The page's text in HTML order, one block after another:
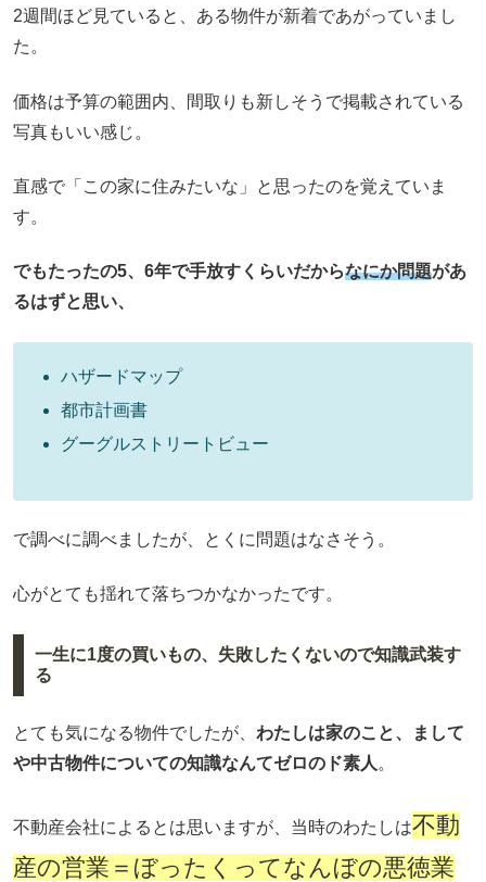
2週間ほど見ていると、ある物件が新着であがっていまし
た。
価格は予算の範囲内、間取りも新しそうで掲載されている
写真もいい感じ。
直感で「この家に住みたいな」と思ったのを覚えていま
す。
でもたったの5、6年で手放すくらいだからなにか問題があ
るはずと思い、
ハザードマップ
都市計画書
グーグルストリートビュー
で調べに調べましたが、とくに問題はなさそう。
心がとても揺れて落ちつかなかったです。
一生に1度の買いもの、失敗したくないので知識武装す
る
とても気になる物件でしたが、 わたしは家のこと、まして
や中古物件についての知識なんてゼロのド素人 。
不動産会社によるとは思いますが、当時のわたしは不動
産の営業＝ぼったくってなんぼの悪徳業